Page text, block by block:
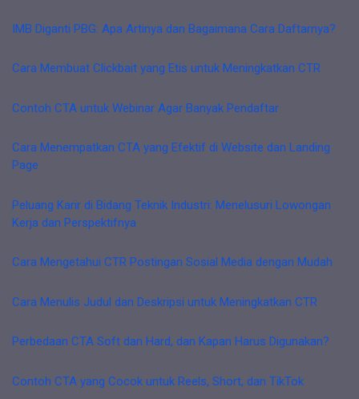
IMB Diganti PBG: Apa Artinya dan Bagaimana Cara Daftarnya?
Cara Membuat Clickbait yang Etis untuk Meningkatkan CTR
Contoh CTA untuk Webinar Agar Banyak Pendaftar
Cara Menempatkan CTA yang Efektif di Website dan Landing
Page
Peluang Karir di Bidang Teknik Industri: Menelusuri Lowongan
Kerja dan Perspektifnya
Cara Mengetahui CTR Postingan Sosial Media dengan Mudah
Cara Menulis Judul dan Deskripsi untuk Meningkatkan CTR
Perbedaan CTA Soft dan Hard, dan Kapan Harus Digunakan?
Contoh CTA yang Cocok untuk Reels, Short, dan TikTok